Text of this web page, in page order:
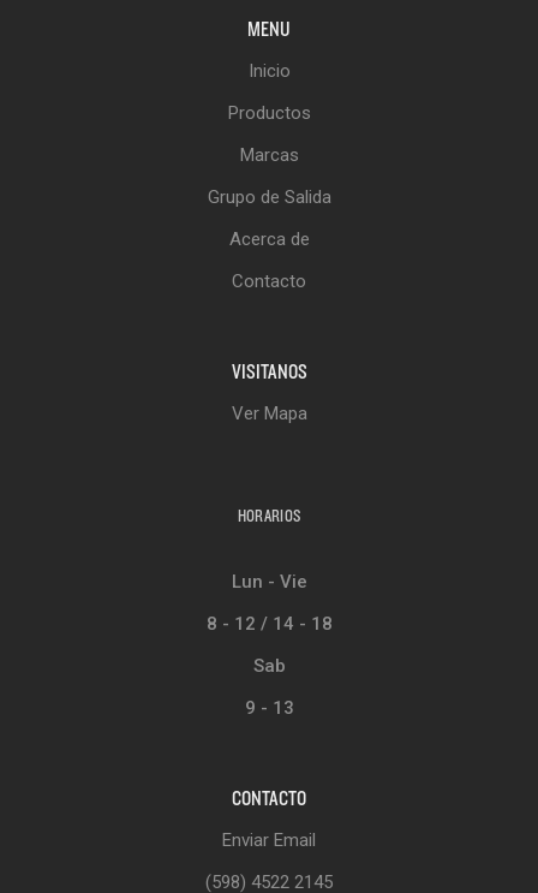
MENU
Inicio
Productos
Marcas
Grupo de Salida
Acerca de
Contacto
VISITANOS
Ver Mapa
HORARIOS
Lun - Vie
8 - 12 / 14 - 18
Sab
9 - 13
CONTACTO
Enviar Email
(598) 4522 2145